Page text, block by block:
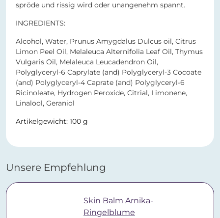
spröde und rissig wird oder unangenehm spannt.
INGREDIENTS:
Alcohol, Water, Prunus Amygdalus Dulcus oil, Citrus
Limon Peel Oil, Melaleuca Alternifolia Leaf Oil, Thymus
Vulgaris Oil, Melaleuca Leucadendron Oil,
Polyglyceryl-6 Caprylate (and) Polyglyceryl-3 Cocoate
(and) Polyglyceryl-4 Caprate (and) Polyglyceryl-6
Ricinoleate, Hydrogen Peroxide, Citrial, Limonene,
Linalool, Geraniol
Artikelgewicht: 100 g
Unsere Empfehlung
Skin Balm Arnika-
Ringelblume